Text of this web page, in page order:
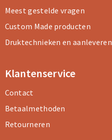
Meest gestelde vragen
Custom Made producten
Druktechnieken en aanleveren
Klantenservice
Contact
Betaalmethoden
Retourneren